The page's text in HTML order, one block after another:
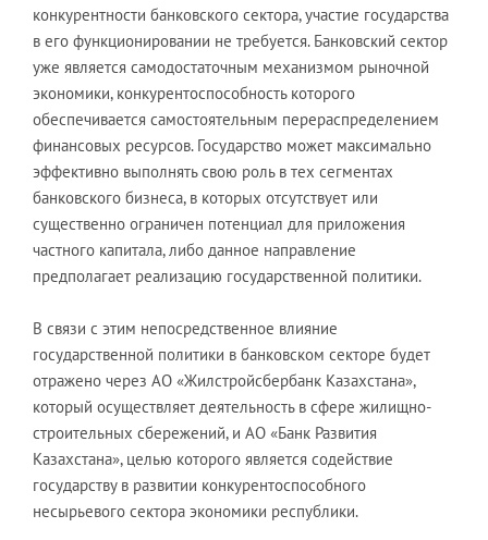
конкурентности банковского сектора, участие государства
в его функционировании не требуется. Банковский сектор
уже является самодостаточным механизмом рыночной
экономики, конкурентоспособность которого
обеспечивается самостоятельным перераспределением
финансовых ресурсов. Государство может максимально
эффективно выполнять свою роль в тех сегментах
банковского бизнеса, в которых отсутствует или
существенно ограничен потенциал для приложения
частного капитала, либо данное направление
предполагает реализацию государственной политики.
В связи с этим непосредственное влияние
государственной политики в банковском секторе будет
отражено через АО «Жилстройсбербанк Казахстана»,
который осуществляет деятельность в сфере жилищно-
строительных сбережений, и АО «Банк Развития
Казахстана», целью которого является содействие
государству в развитии конкурентоспособного
несырьевого сектора экономики республики.